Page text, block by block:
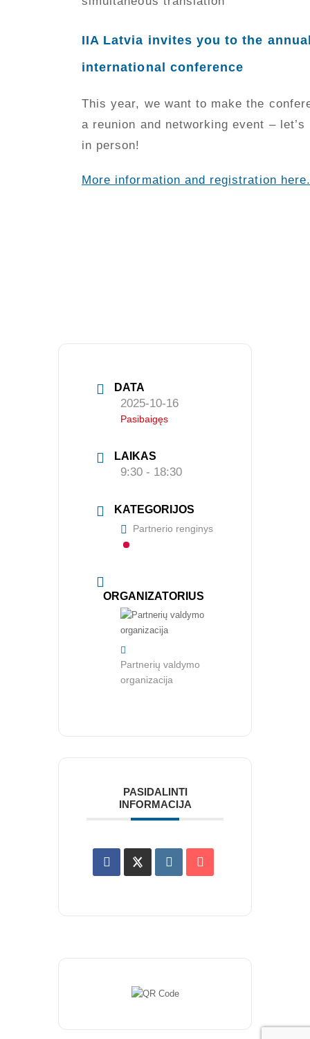
IIA Latvia invites you to the
international conference
This year, we want to make the
a reunion and networking event – let’s
in person!
More information and registration here.
DATA
2025-10-16
Pasibaigęs
LAIKAS
9:30 - 18:30
KATEGORIJOS
Partnerio renginys
ORGANIZATORIUS
Partnerių valdymo
organizacija
PASIDALINTI
INFORMACIJA
Veiklos dokumentai ir ataskaitos
KVALIFIKACIJA
Konferencijos
SERTIFIKATAI
KONTAKTAI
Vidaus auditorių asociacija, 124111729
Nagevičiaus g. 3, Vilnius